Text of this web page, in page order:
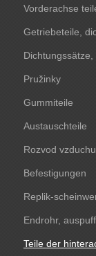
Vorderachse
Getriebeteile,
Dichtungssätze,
dichtungskörper
Pružinky
Gummiteile
Austauschteile
Rozvod
Befestigungen
Replik-
kunststoffteile
Endrohr,
Teile der